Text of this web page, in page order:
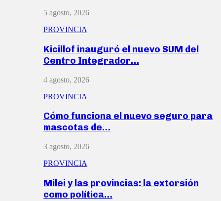
5 agosto, 2026
PROVINCIA
Kicillof inauguró el nuevo SUM del
Centro Integrador…
4 agosto, 2026
PROVINCIA
Cómo funciona el nuevo seguro para
mascotas de…
3 agosto, 2026
PROVINCIA
Milei y las provincias: la extorsión
como política…